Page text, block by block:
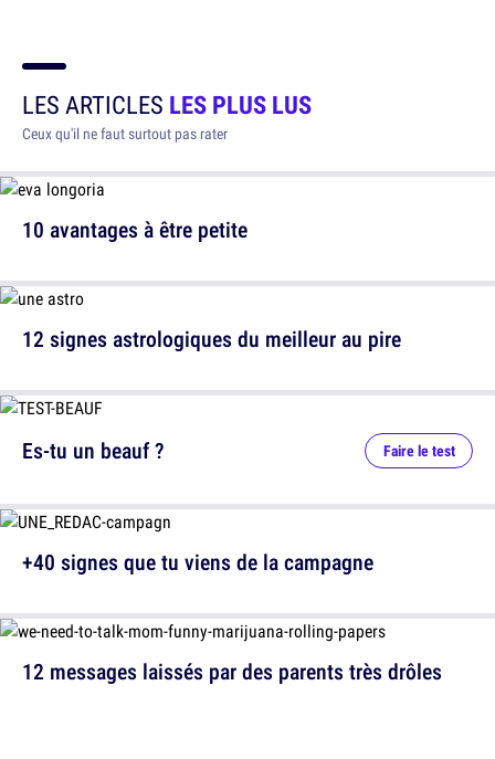
LES ARTICLES LES PLUS LUS
Ceux qu'il ne faut surtout pas rater
10 avantages à être petite
12 signes astrologiques du meilleur au pire
12 messages laissés par des parents très drôles
Es-tu un beauf ? Faire le test
+40 signes que tu viens de la campagne